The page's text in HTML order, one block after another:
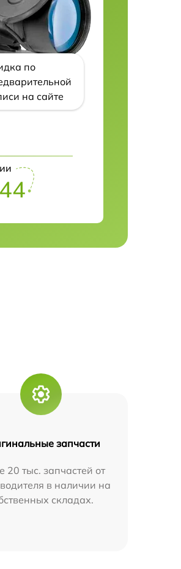
по
на сайте
запчасти
20 тыс. запчастей от
в наличии на
складах.